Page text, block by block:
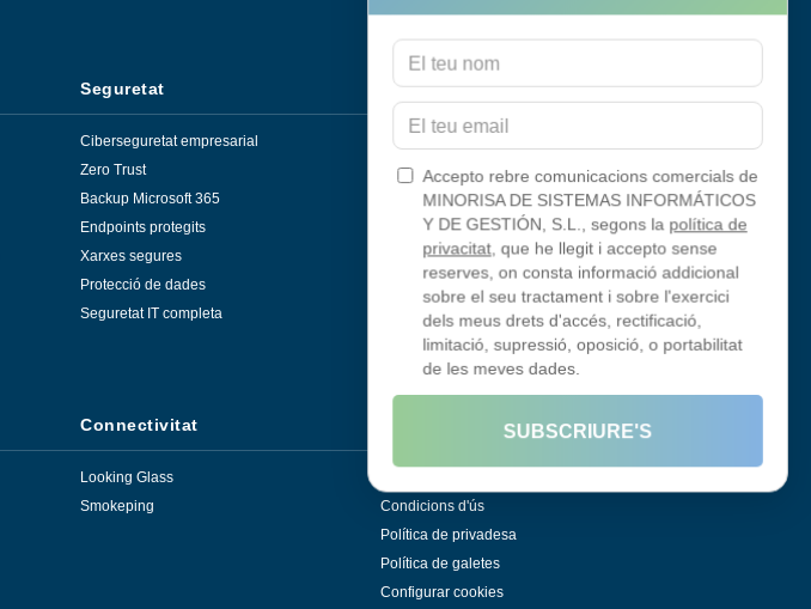
Seguretat
Ciberseguretat empresarial
Zero Trust
Backup Microsoft 365
Endpoints protegits
Xarxes segures
Protecció de dades
Seguretat IT completa
Eficiència
Modern Work / M365
Microsoft 365
Automatització i IA
Integració de sistemes
Redes y Comunicaciones
SD-WAN
Solucions d'eficiència
Connectivitat
Looking Glass
Smokeping
Condicions d'ús
Política de privadesa
Política de galetes
Configurar cookies
Accepto rebre comunicacions comercials de
MINORISA DE SISTEMAS INFORMÁTICOS
Y DE GESTIÓN, S.L., segons la política de
privacitat, que he llegit i accepto sense
reserves, on consta informació addicional
sobre el seu tractament i sobre l'exercici
dels meus drets d'accés, rectificació,
limitació, supressió, oposició, o portabilitat
de les meves dades.
SUBSCRIURE'S